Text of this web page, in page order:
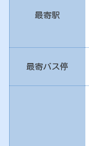
最寄駅
最寄バス停